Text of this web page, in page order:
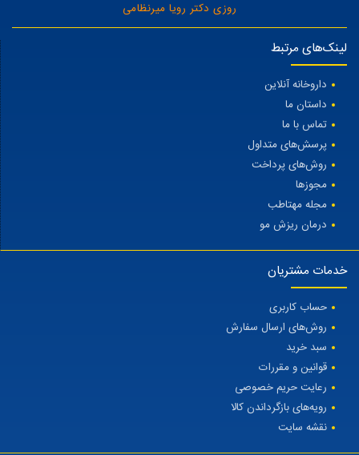
روزی دکتر رویا میرنظامی
لینک‌های مرتبط
داروخانه آنلاین
داستان ما
تماس با ما
پرسش‌های متداول
روش‌های پرداخت
مجوزها
مجله مهتاطب
درمان ریزش مو
خدمات مشتریان
حساب کاربری
روش‌های ارسال سفارش
سبد خرید
قوانین و مقررات
رعایت حریم خصوصی
رویه‌های بازگرداندن کالا
نقشه سایت